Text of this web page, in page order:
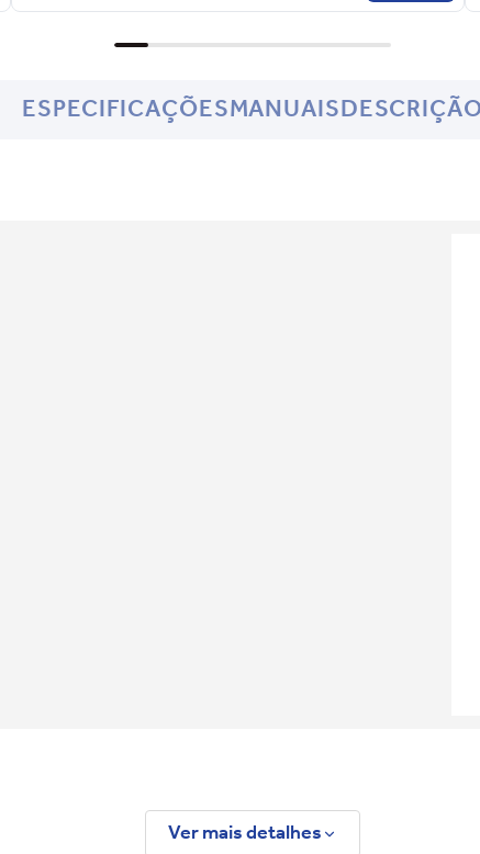
ESPECIFICAÇÕESMANUAIS
Ver mais detalhes